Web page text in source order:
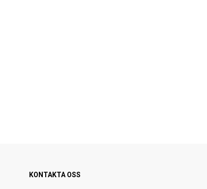
KONTAKTA OSS